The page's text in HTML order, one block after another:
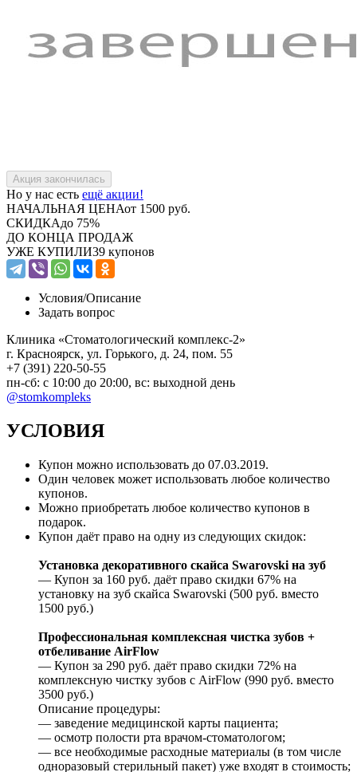
Но у нас есть ещё акции!
НАЧАЛЬНАЯ ЦЕНАот 1500 руб.
СКИДКАдо 75%
ДО КОНЦА ПРОДАЖ
УЖЕ КУПИЛИ39 купонов
Условия/Описание
Задать вопрос
Клиника «Стоматологический комплекс-2»
г. Красноярск, ул. Горького, д. 24, пом. 55
+7 (391) 220-50-55
пн-сб: с 10:00 до 20:00, вс: выходной день
@stomkompleks
УСЛОВИЯ
Купон можно использовать до 07.03.2019.
Один человек может использовать любое количество
купонов.
Можно приобретать любое количество купонов в
подарок.
Купон даёт право на одну из следующих скидок:
Установка декоративного скайса Swarovski на зуб
— Купон за 160 руб. даёт право скидки 67% на
установку на зуб скайса Swarovski (500 руб. вместо
1500 руб.)
Профессиональная комплексная чистка зубов +
отбеливание AirFlow
— Купон за 290 руб. даёт право скидки 72% на
комплексную чистку зубов с AirFlow (990 руб. вместо
3500 руб.)
Описание процедуры:
— заведение медицинской карты пациента;
— осмотр полости рта врачом-стоматологом;
— все необходимые расходные материалы (в том числе
одноразовый стерильный пакет) уже входят в стоимость;